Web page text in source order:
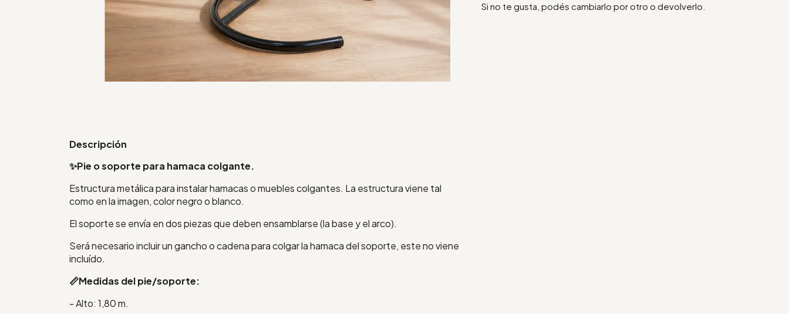
Si no te gusta, podés cambiarlo por otro o devolverlo.
Descripción
✨Pie o soporte para hamaca colgante.
Estructura metálica para instalar hamacas o muebles colgantes. La estructura viene tal
como en la imagen, color negro o blanco.
El soporte se envía en dos piezas que deben ensamblarse (la base y el arco).
Será necesario incluir un gancho o cadena para colgar la hamaca del soporte, este no viene
incluído.
📏Medidas del pie/soporte:
- Alto: 1,80 m.